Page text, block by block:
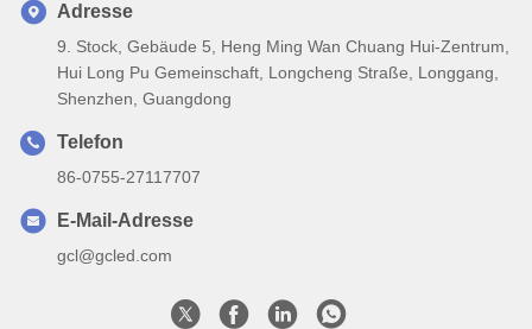
Adresse
9. Stock, Gebäude 5, Heng Ming Wan Chuang Hui-Zentrum,
Hui Long Pu Gemeinschaft, Longcheng Straße, Longgang,
Shenzhen, Guangdong
Telefon
86-0755-27117707
E-Mail-Adresse
gcl@gcled.com